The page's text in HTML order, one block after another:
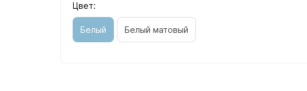
Цвет:
Белый Белый матовый